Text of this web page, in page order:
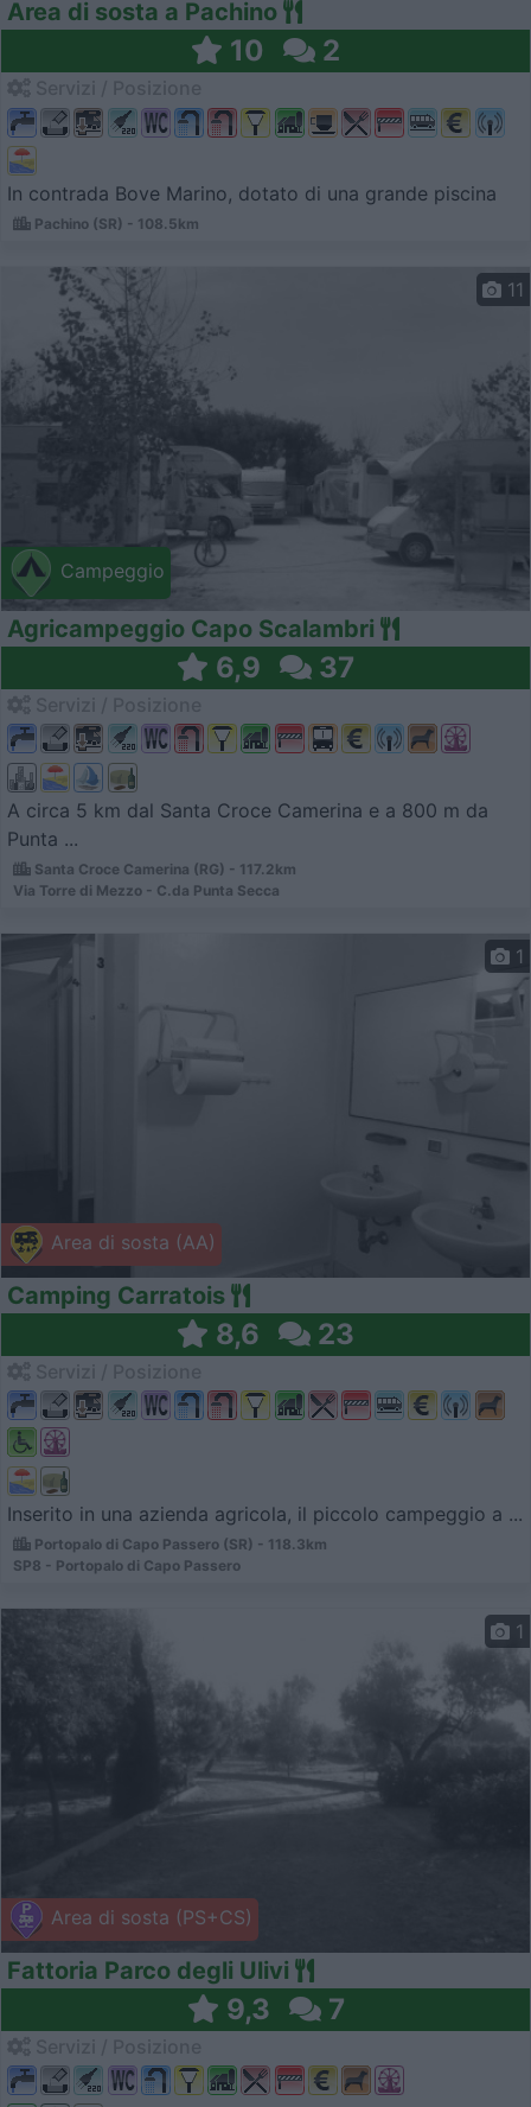
Area di sosta a Pachino
10 2
In contrada Bove Marino, dotato di una grande piscina
Pachino (SR) - 108.5km
Campeggio
11
Agricampeggio Capo Scalambri
6,9 37
A circa 5 km dal Santa Croce Camerina e a 800 m da
Punta ...
Santa Croce Camerina (RG) - 117.2km
Via Torre di Mezzo - C.da Punta Secca
Area di sosta (AA)
1
Camping Carratois
8,6 23
Inserito in una azienda agricola, il piccolo campeggio a ...
Portopalo di Capo Passero (SR) - 118.3km
SP8 - Portopalo di Capo Passero
Area di sosta (PS+CS)
1
Fattoria Parco degli Ulivi
9,3 7